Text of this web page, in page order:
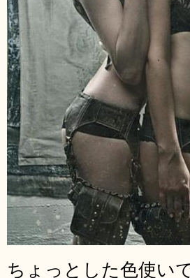
ちょっとした色使い